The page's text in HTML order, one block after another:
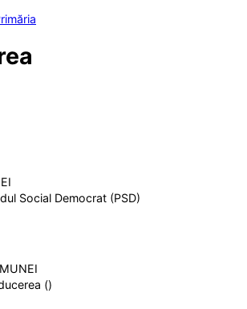
Social Democrat (PSD)
()